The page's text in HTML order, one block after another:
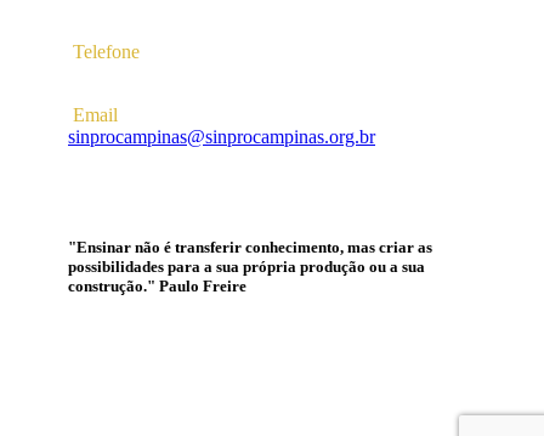
Telefone
Email
sinprocampinas@sinprocampinas.org.br
"Ensinar não é transferir conhecimento, mas criar as
possibilidades para a sua própria produção ou a sua
construção." Paulo Freire